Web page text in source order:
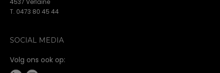
4537 Verlaine
T. 0473 80 45 44
SOCIAL MEDIA
Volg ons ook op: